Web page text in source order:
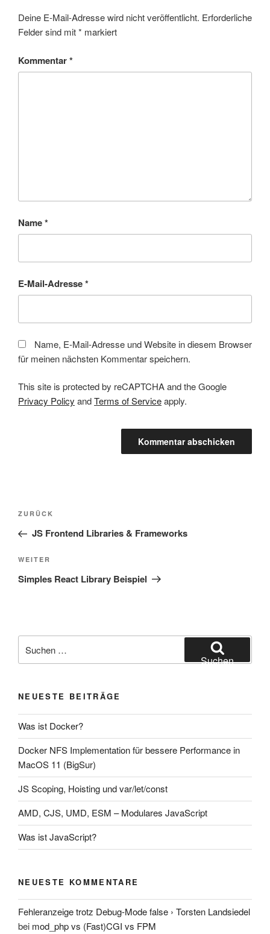
Deine E-Mail-Adresse wird nicht veröffentlicht. Erforderliche
Felder sind mit* markiert
Kommentar*
Name*
E-Mail-Adresse*
Name, E-Mail-Adresse und Website in diesem Browser
für meinen nächsten Kommentar speichern.
This site is protected by reCAPTCHA and the Google
Privacy Policy andTerms of Serviceapply.
Beitragsnavigation
Vorheriger
Beitrag
ZURÜCK
JS Frontend Libraries & Frameworks
Nächster
Beitrag
WEITER
Simples React Library Beispiel
nach:
Suchen
NEUESTE BEITRÄGE
Was ist Docker?
Docker NFS Implementation für bessere Performance in
MacOS 11 (BigSur)
JS Scoping, Hoisting und var/let/const
AMD, CJS, UMD, ESM – Modulares JavaScript
Was ist JavaScript?
NEUESTE KOMMENTARE
Fehleranzeige trotz Debug-Mode false › Torsten Landsiedel
bei mod_php vs (Fast)CGI vs FPM